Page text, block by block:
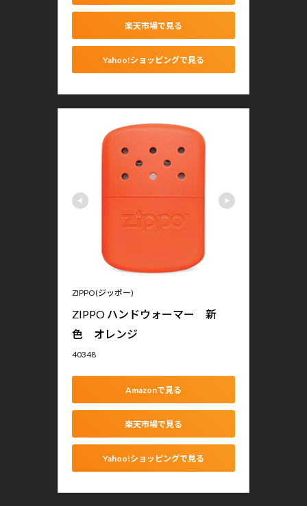
楽天市場で見る
Yahoo!ショッピングで見る
ZIPPO(ジッポー)
ZIPPO ハンドウォーマー　新
色　オレンジ
40348
Amazonで見る
楽天市場で見る
Yahoo!ショッピングで見る